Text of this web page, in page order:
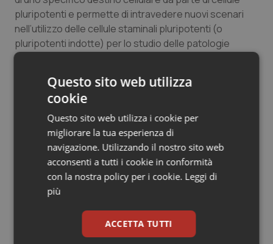
Salute orale & impianti
Sangue & coagulazione
Tiroide
Tumore ovarico
Tumori del Polmone & Testa Collo
Ulcera & Reflusso
pluripotenti e permette di intravedere nuovi scenari
nell’utilizzo delle cellule staminali pluripotenti (o
pluripotenti indotte) per lo studio delle patologie
ereditarie del sistema nervoso”.
06 Maggio 2011
© Riproduzione riservata
Potrebbe interessarti in
Scienza e Farmaci
Questo sito web utilizza
cookie
Questo sito web utilizza i cookie per
migliorare la tua esperienza di
navigazione. Utilizzando il nostro sito web
acconsenti a tutti i cookie in conformità
con la nostra policy per i cookie. Leggi di
più
ACCETTA TUTTI